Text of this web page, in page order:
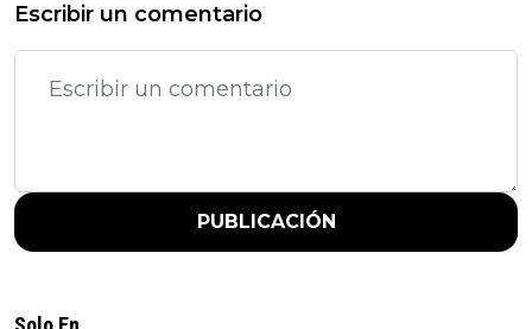
Escribir un comentario
PUBLICACIÓN